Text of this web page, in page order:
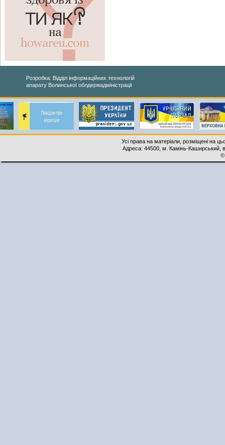
Розробка: Відділ інформаційних технологій
апарату Волинської облдержадміністрації
Усі права на матеріали, розміщені на
Адреса: 44500, м. Камінь-Каширський,
©